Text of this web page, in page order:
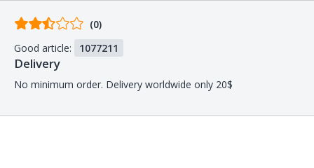
Comments
buyers
(0)
Good article:
1077211
Delivery
No minimum order. Delivery worldwide only 20$